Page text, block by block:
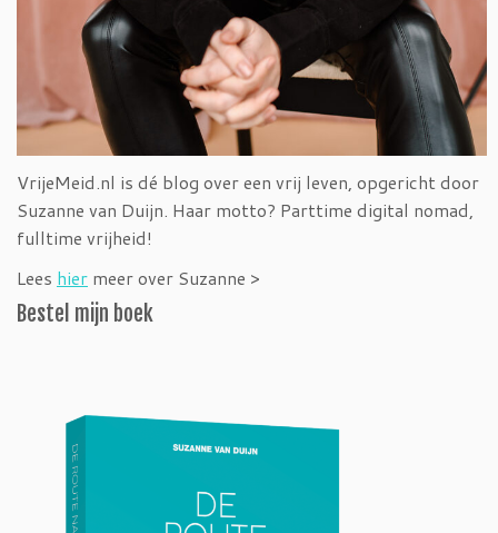
VrijeMeid.nl is dé blog over een vrij leven, opgericht door
Suzanne van Duijn. Haar motto? Parttime digital nomad,
fulltime vrijheid!
Lees hier meer over Suzanne >
Bestel mijn boek